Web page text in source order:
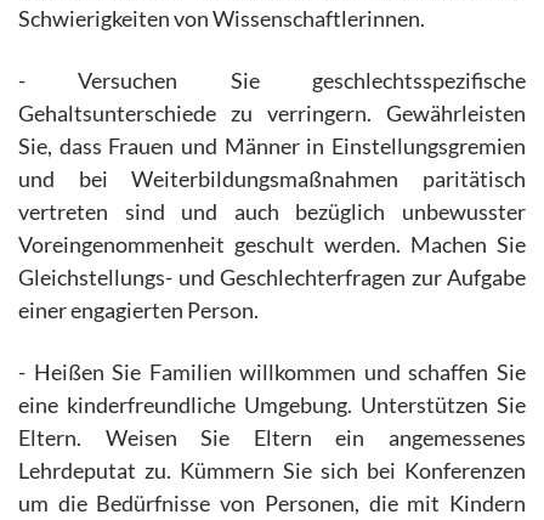
Schwierigkeiten von Wissenschaftlerinnen.
- Versuchen Sie geschlechtsspezifische
Gehaltsunterschiede zu verringern. Gewährleisten
Sie, dass Frauen und Männer in Einstellungsgremien
und bei Weiterbildungsmaßnahmen paritätisch
vertreten sind und auch bezüglich unbewusster
Voreingenommenheit geschult werden. Machen Sie
Gleichstellungs- und Geschlechterfragen zur Aufgabe
einer engagierten Person.
- Heißen Sie Familien willkommen und schaffen Sie
eine kinderfreundliche Umgebung. Unterstützen Sie
Eltern. Weisen Sie Eltern ein angemessenes
Lehrdeputat zu. Kümmern Sie sich bei Konferenzen
um die Bedürfnisse von Personen, die mit Kindern